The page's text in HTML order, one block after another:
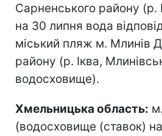
Сарненського району (р.
на 30 липня вода
міський пляж м. Млинів
району (р. Іква,
водосховище).
Хмельницька область:
(водосховище (ставок) на